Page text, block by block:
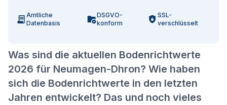
Was sind die aktuellen Bodenrichtwerte
2026 für Neumagen-Dhron? Wie haben
sich die Bodenrichtwerte in den letzten
Jahren entwickelt? Das und noch vieles
Amtliche
Datenbasis
DSGVO-
konform
SSL-
verschlüsselt